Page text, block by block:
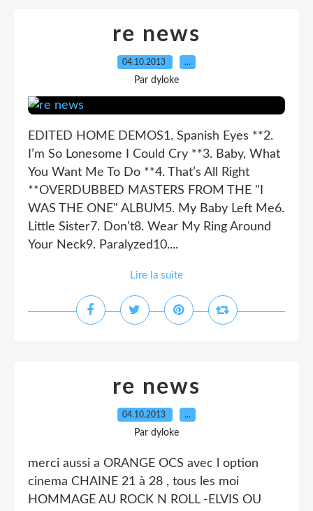
re news
04.10.2013 …
Par dyloke
EDITED HOME DEMOS1. Spanish Eyes **2.
I’m So Lonesome I Could Cry **3. Baby, What
You Want Me To Do **4. That’s All Right
**OVERDUBBED MASTERS FROM THE "I
WAS THE ONE" ALBUM5. My Baby Left Me6.
Little Sister7. Don’t8. Wear My Ring Around
Your Neck9. Paralyzed10....
Lire la suite
re news
04.10.2013 …
Par dyloke
merci aussi a ORANGE OCS avec l option
cinema CHAINE 21 à 28 , tous les moi
HOMMAGE AU ROCK N ROLL -ELVIS OU